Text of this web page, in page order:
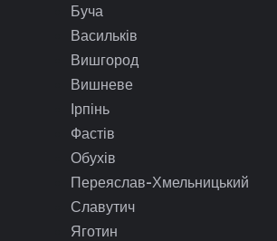
Буча
Васильків
Вишгород
Вишневе
Ірпінь
Фастів
Обухів
Переяслав-Хмельницький
Славутич
Яготин